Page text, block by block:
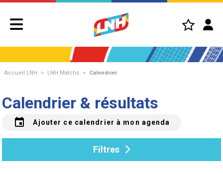
Accueil LNH > LNH Matchs > Calendrier
Calendrier & résultats
event Ajouter ce calendrier à mon agenda
Filtres